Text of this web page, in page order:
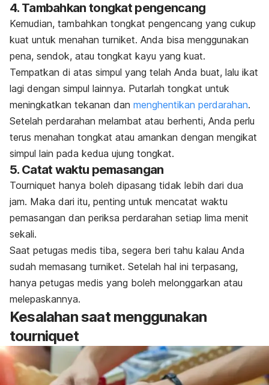
4. Tambahkan tongkat pengencang
Kemudian, tambahkan tongkat pengencang yang cukup
kuat untuk menahan turniket. Anda bisa menggunakan
pena, sendok, atau tongkat kayu yang kuat.
Tempatkan di atas simpul yang telah Anda buat, lalu ikat
lagi dengan simpul lainnya. Putarlah tongkat untuk
meningkatkan tekanan dan menghentikan perdarahan.
Setelah perdarahan melambat atau berhenti, Anda perlu
terus menahan tongkat atau amankan dengan mengikat
simpul lain pada kedua ujung tongkat.
5. Catat waktu pemasangan
Tourniquet hanya boleh dipasang tidak lebih dari dua
jam. Maka dari itu, penting untuk mencatat waktu
pemasangan dan periksa perdarahan setiap lima menit
sekali.
Saat petugas medis tiba, segera beri tahu kalau Anda
sudah memasang turniket. Setelah hal ini terpasang,
hanya petugas medis yang boleh melonggarkan atau
melepaskannya.
Kesalahan saat menggunakan
tourniquet